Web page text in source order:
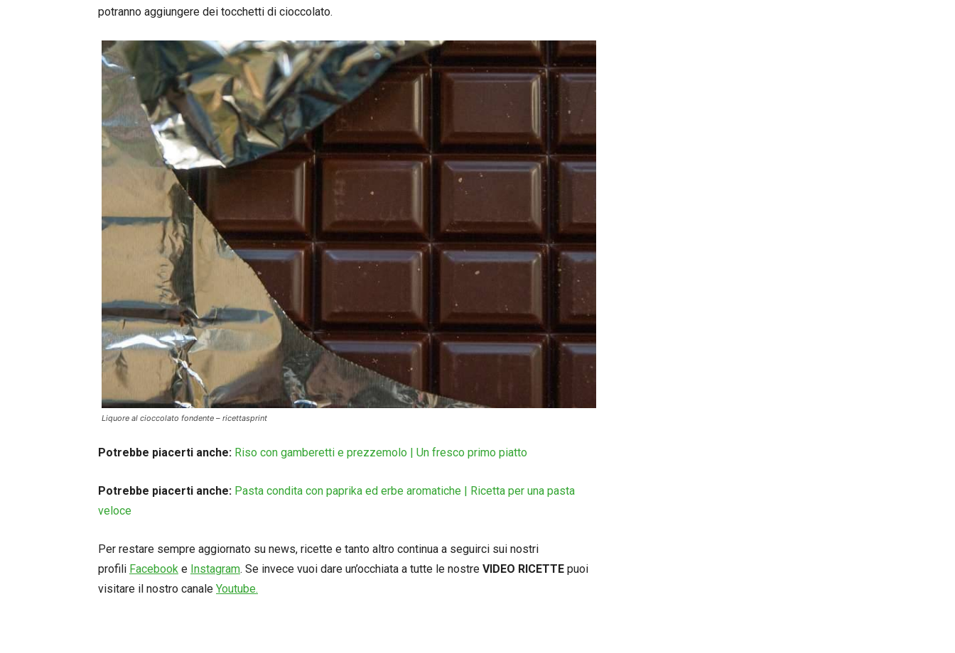
potranno aggiungere dei tocchetti di cioccolato.
Liquore al cioccolato fondente – ricettasprint
Potrebbe piacerti anche: Riso con gamberetti e prezzemolo | Un fresco primo piatto
Potrebbe piacerti anche: Pasta condita con paprika ed erbe aromatiche | Ricetta per una pasta
veloce
Per restare sempre aggiornato su news, ricette e tanto altro continua a seguirci sui nostri
profili Facebook e Instagram. Se invece vuoi dare un’occhiata a tutte le nostre VIDEO RICETTE puoi
visitare il nostro canale Youtube.